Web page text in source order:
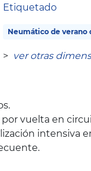
Etiquetado
Neumático de verano
> ver otras
vuelta en
intensiva